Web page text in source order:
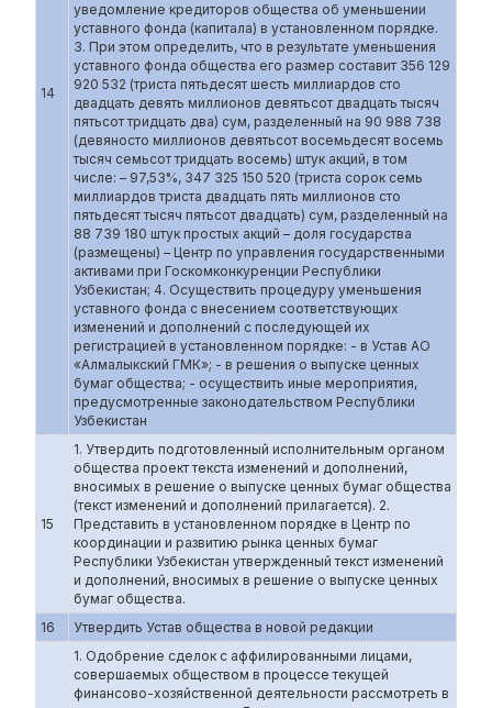
14
уведомление кредиторов общества об уменьшении
уставного фонда (капитала) в установленном порядке.
3. При этом определить, что в результате уменьшения
уставного фонда общества его размер составит 356 129
920 532 (триста пятьдесят шесть миллиардов сто
двадцать девять миллионов девятьсот двадцать тысяч
пятьсот тридцать два) сум, разделенный на 90 988 738
(девяносто миллионов девятьсот восемьдесят восемь
тысяч семьсот тридцать восемь) штук акций, в том
числе: – 97,53%, 347 325 150 520 (триста сорок семь
миллиардов триста двадцать пять миллионов сто
пятьдесят тысяч пятьсот двадцать) сум, разделенный на
88 739 180 штук простых акций – доля государства
(размещены) – Центр по управления государственными
активами при Госкомконкуренции Республики
Узбекистан; 4. Осуществить процедуру уменьшения
уставного фонда с внесением соответствующих
изменений и дополнений с последующей их
регистрацией в установленном порядке: - в Устав АО
«Алмалыкский ГМК»; - в решения о выпуске ценных
бумаг общества; - осуществить иные мероприятия,
предусмотренные законодательством Республики
Узбекистан
15
1. Утвердить подготовленный исполнительным органом
общества проект текста изменений и дополнений,
вносимых в решение о выпуске ценных бумаг общества
(текст изменений и дополнений прилагается). 2.
Представить в установленном порядке в Центр по
координации и развитию рынка ценных бумаг
Республики Узбекистан утвержденный текст изменений
и дополнений, вносимых в решение о выпуске ценных
бумаг общества.
16
Утвердить Устав общества в новой редакции
1. Одобрение сделок с аффилированными лицами,
совершаемых обществом в процессе текущей
финансово-хозяйственной деятельности рассмотреть в